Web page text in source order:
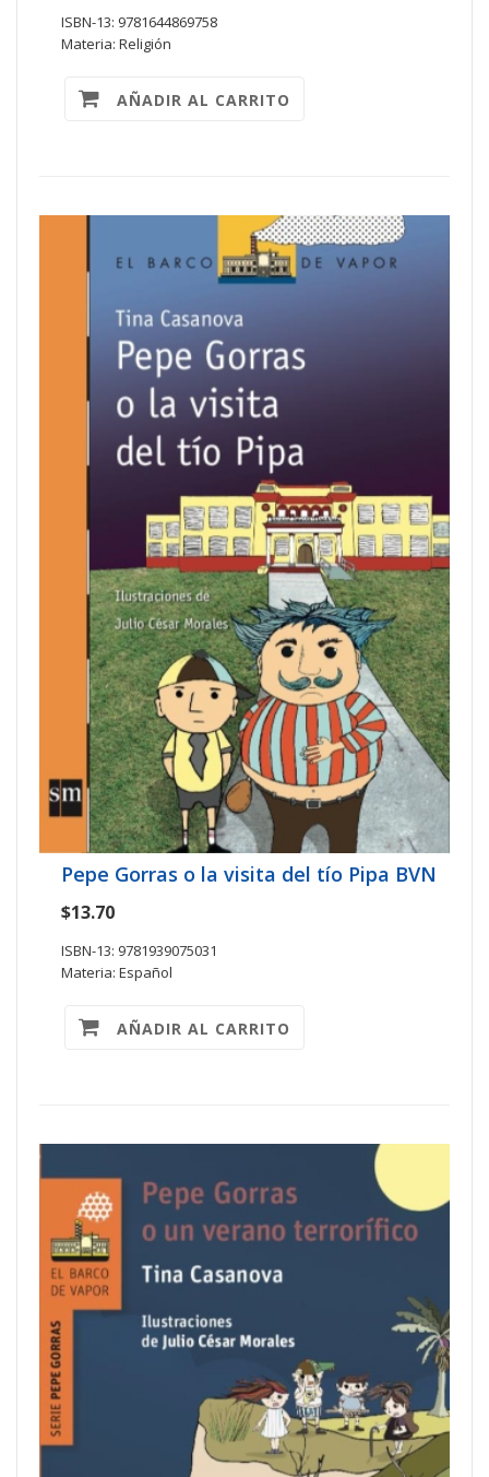
ISBN-13: 9781644869758
Materia: Religión
AÑADIR AL CARRITO
Pepe Gorras o la visita del tío Pipa BVN
$13.70
ISBN-13: 9781939075031
Materia: Español
AÑADIR AL CARRITO